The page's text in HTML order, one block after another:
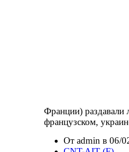
Франции) раздавали
французском,
От admin в 06/